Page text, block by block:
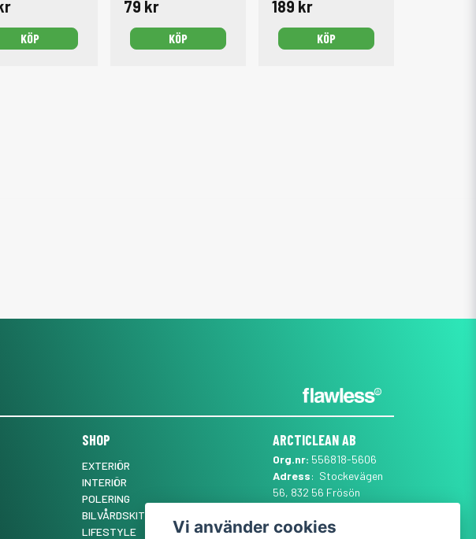
KÖP
79 kr
KÖP
189 kr
KÖP
SHOP
EXTERIÖR
INTERIÖR
POLERING
BILVÅRDSKIT ✨
LIFESTYLE
ARCTICLEAN AB
Org.nr: 556818-5606
Adress: Stockevägen
56, 832 56 Frösön
Telefon:0101889555
Vi använder cookies